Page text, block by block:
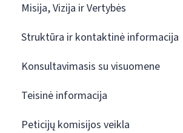
Misija, Vizija ir Vertybės
Struktūra ir kontaktinė informacija
Konsultavimasis su visuomene
Teisinė informacija
Peticijų komisijos veikla